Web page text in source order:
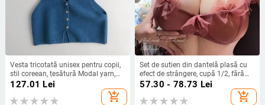
Vesta tricotată unisex pentru copii,
stil coreean, țesătură Modal yarn,
acrilic 50%, model simplu, grosime
normală, potrivită pentru primăvară
și toamnă.
127.01 Lei
add_shopping_cart
Set de sutien din dantelă plasă cu
efect de strângere, cupă 1/2, fără
cupă modelată, inel de oțel moale,
închidere spate cu două rânduri de
cârlige, bretele fixe, respirant și
57.30 - 78.73 Lei
add_shopping_cart